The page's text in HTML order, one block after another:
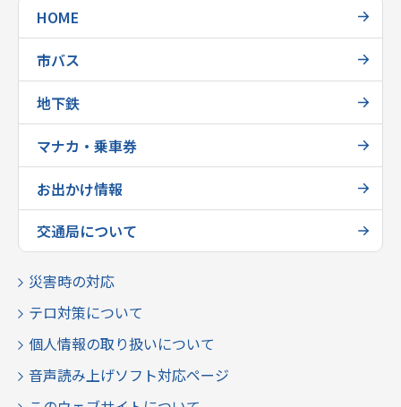
HOME
市バス
地下鉄
マナカ・乗車券
お出かけ情報
交通局について
災害時の対応
テロ対策について
個人情報の取り扱いについて
音声読み上げソフト対応ページ